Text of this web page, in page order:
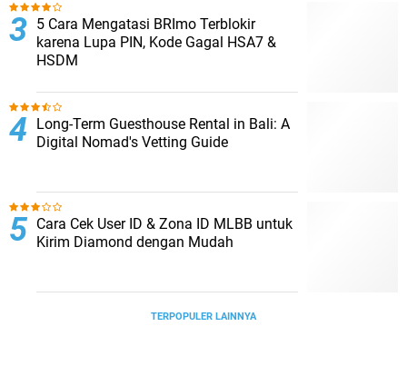
5 Cara Mengatasi BRImo Terblokir
karena Lupa PIN, Kode Gagal HSA7 &
HSDM
Long-Term Guesthouse Rental in Bali: A
Digital Nomad's Vetting Guide
Cara Cek User ID & Zona ID MLBB untuk
Kirim Diamond dengan Mudah
TERPOPULER LAINNYA